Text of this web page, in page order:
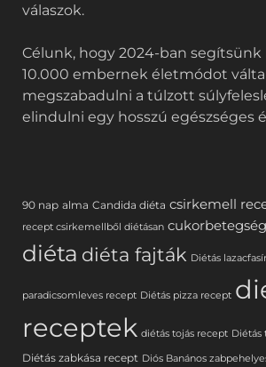
válaszok.
Célunk, hogy 2024-ban segítsünk
10.000 embernek életmódot
megszabadulni a túlzott
elindulni egy hosszú egészséges
90 nap alma Candida diéta csirkemell
recept csirkemellből diétásan cukorbetegség
diéta diéta fajták Diétás
paradicsomleves recept Diétás pizza recept
receptek diétás tojás recept
Diétás zabkása recept Diós Banános